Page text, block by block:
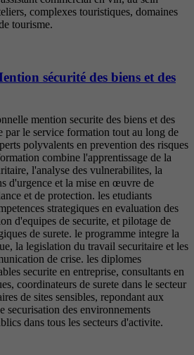
complexes touristiques, domaines
tourisme.
sécurité des biens et des
mention securite des biens et des
par le service formation tout au long de
polyvalents en prevention des risques
combine l'apprentissage de la
l'analyse des vulnerabilites, la
d'urgence et la mise en œuvre de
et de protection. les etudiants
strategiques en evaluation des
d'equipes de securite, et pilotage de
de surete. le programme integre la
la legislation du travail securitaire et les
de crise. les diplomes
securite en entreprise, consultants en
coordinateurs de surete dans le secteur
de sites sensibles, repondant aux
securisation des environnements
dans tous les secteurs d'activite.